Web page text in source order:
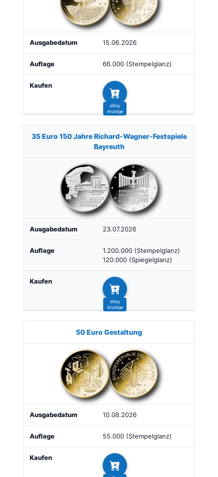
15.06.2026
66.000 (Stempelglanz)
35 Euro 150 Jahre Richard-Wagner-Festspiele
Bayreuth
23.07.2026
1.200.000 (Stempelglanz)
120.000 (Spiegelglanz)
50 Euro Gestaltung
10.08.2026
55.000 (Stempelglanz)